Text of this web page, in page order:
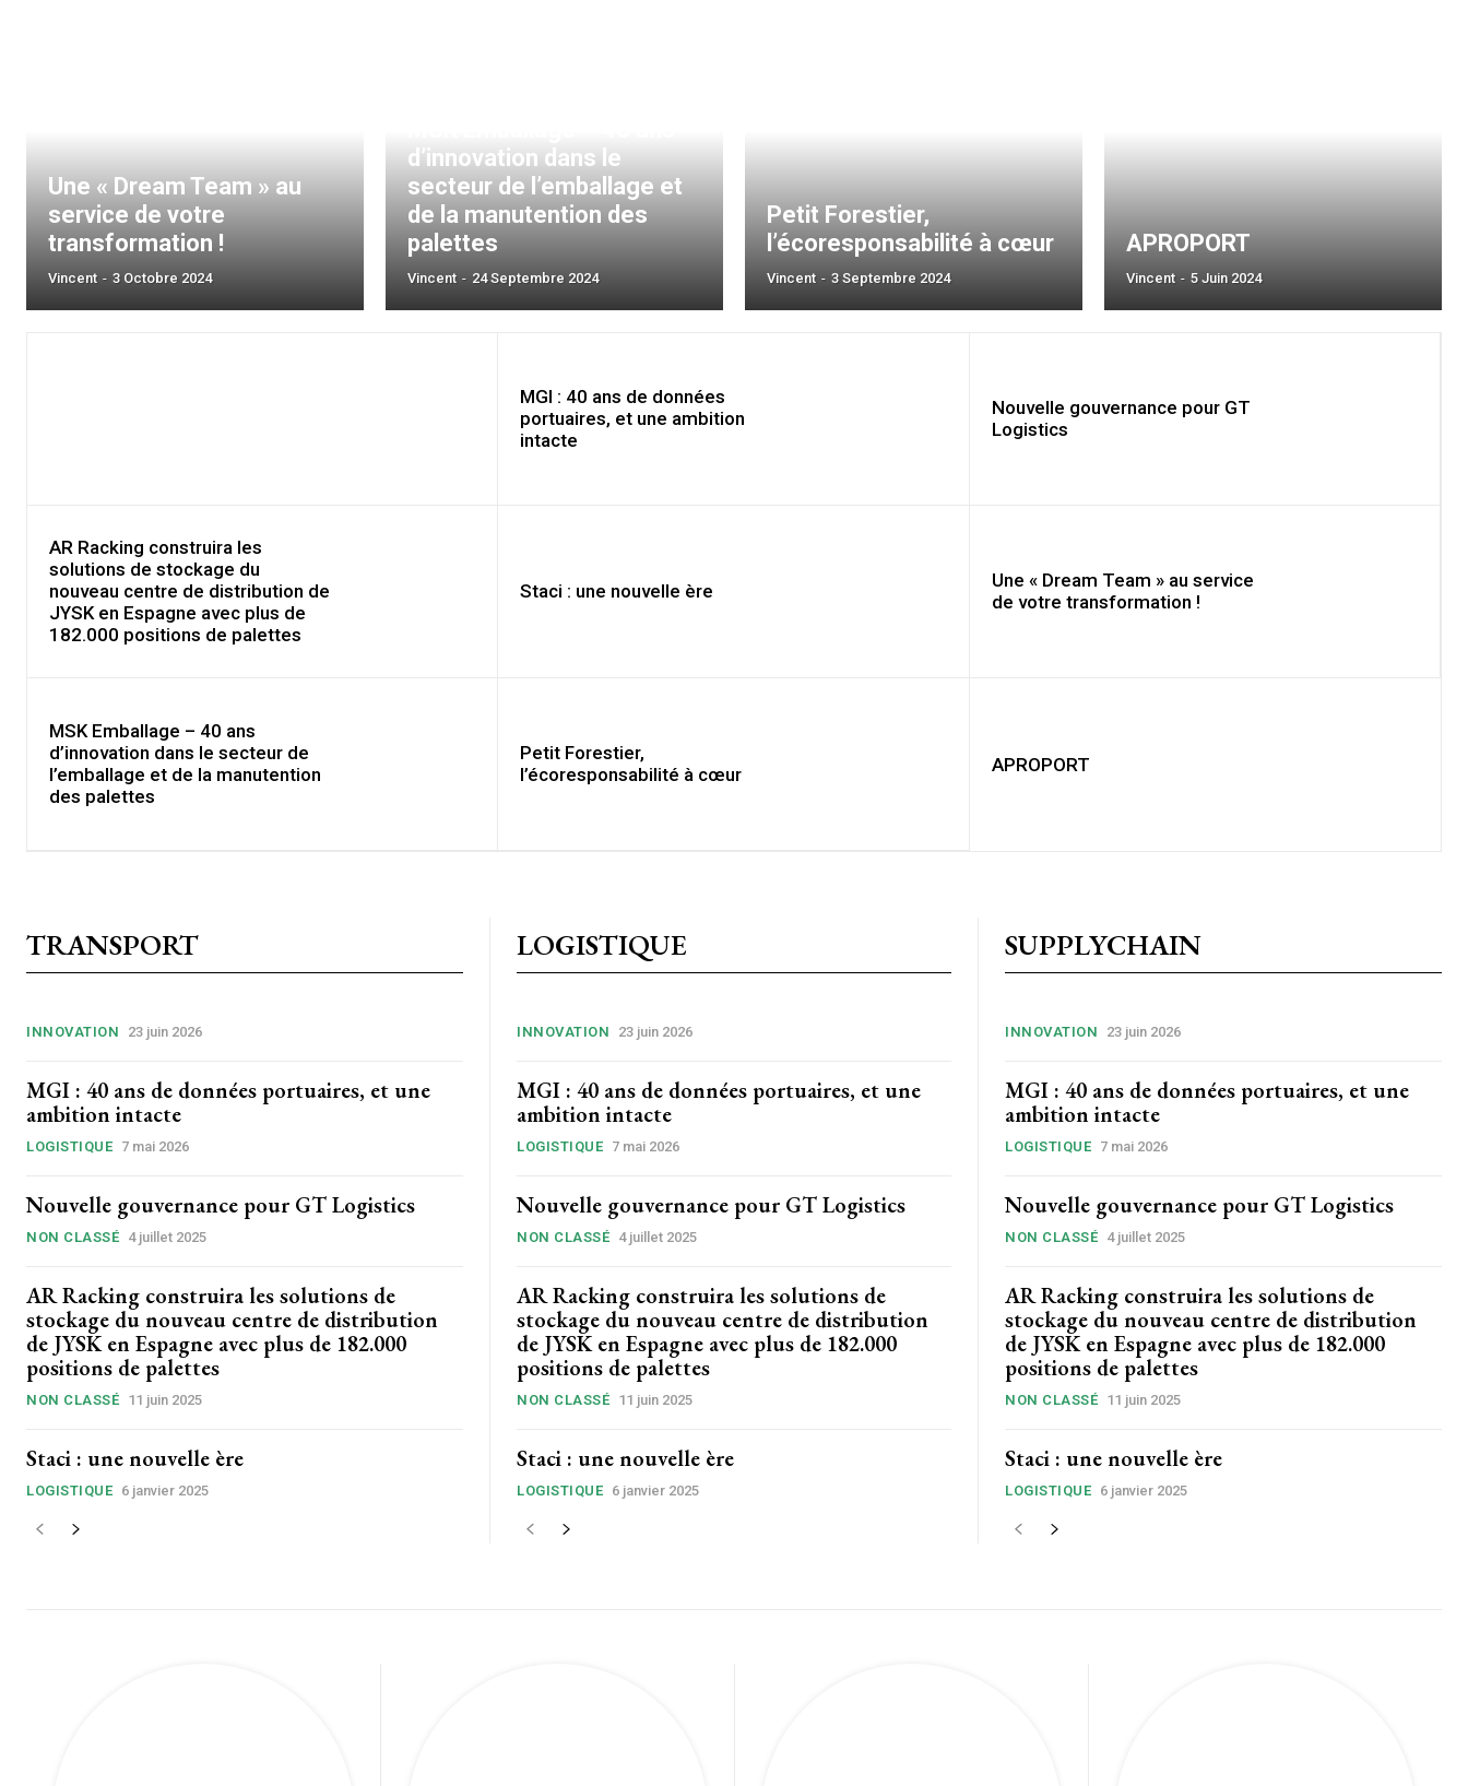
Une « Dream Team » au
service de votre
transformation !
Vincent - 3 Octobre 2024
d’innovation dans le
secteur de l’emballage et
de la manutention des
palettes
Vincent - 24 Septembre 2024
Petit Forestier,
l’écoresponsabilité à cœur
Vincent - 3 Septembre 2024
APROPORT
Vincent - 5 Juin 2024
MGI : 40 ans de données
portuaires, et une ambition
intacte
Nouvelle gouvernance pour GT
Logistics
AR Racking construira les
solutions de stockage du
nouveau centre de distribution de
JYSK en Espagne avec plus de
182.000 positions de palettes
Staci : une nouvelle ère
Une « Dream Team » au service
de votre transformation !
MSK Emballage – 40 ans
d’innovation dans le secteur de
l’emballage et de la manutention
des palettes
Petit Forestier,
l’écoresponsabilité à cœur
APROPORT
TRANSPORT
INNOVATION 23 juin 2026
MGI : 40 ans de données portuaires, et une
ambition intacte
LOGISTIQUE 7 mai 2026
Nouvelle gouvernance pour GT Logistics
NON CLASSÉ 4 juillet 2025
AR Racking construira les solutions de
stockage du nouveau centre de distribution
de JYSK en Espagne avec plus de 182.000
positions de palettes
NON CLASSÉ 11 juin 2025
Staci : une nouvelle ère
LOGISTIQUE 6 janvier 2025
LOGISTIQUE
INNOVATION 23 juin 2026
MGI : 40 ans de données portuaires, et une
ambition intacte
LOGISTIQUE 7 mai 2026
Nouvelle gouvernance pour GT Logistics
NON CLASSÉ 4 juillet 2025
AR Racking construira les solutions de
stockage du nouveau centre de distribution
de JYSK en Espagne avec plus de 182.000
positions de palettes
NON CLASSÉ 11 juin 2025
Staci : une nouvelle ère
LOGISTIQUE 6 janvier 2025
SUPPLYCHAIN
INNOVATION 23 juin 2026
MGI : 40 ans de données portuaires, et une
ambition intacte
LOGISTIQUE 7 mai 2026
Nouvelle gouvernance pour GT Logistics
NON CLASSÉ 4 juillet 2025
AR Racking construira les solutions de
stockage du nouveau centre de distribution
de JYSK en Espagne avec plus de 182.000
positions de palettes
NON CLASSÉ 11 juin 2025
Staci : une nouvelle ère
LOGISTIQUE 6 janvier 2025